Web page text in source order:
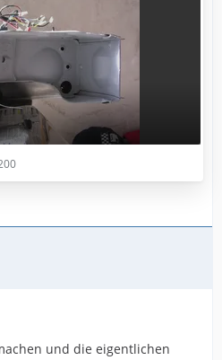
und die eigentlichen